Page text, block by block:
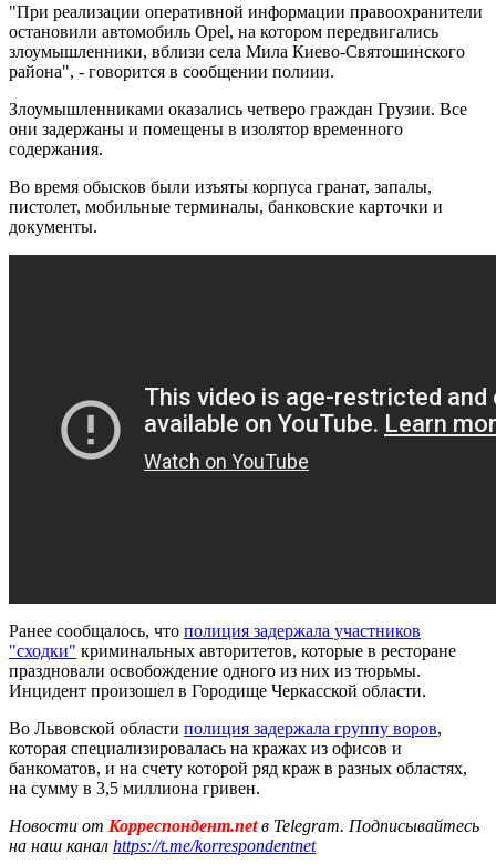
"При реализации оперативной информации правоохранители
остановили автомобиль Opel, на котором передвигались
злоумышленники, вблизи села Мила Киево-Святошинского
района", - говорится в сообщении полиии.
Злоумышленниками оказались четверо граждан Грузии. Все
они задержаны и помещены в изолятор временного
содержания.
Во время обысков были изъяты корпуса гранат, запалы,
пистолет, мобильные терминалы, банковские карточки и
документы.
Ранее сообщалось, что полиция задержала участников
"сходки" криминальных авторитетов, которые в ресторане
праздновали освобождение одного из них из тюрьмы.
Инцидент произошел в Городище Черкасской области.
Во Львовской области полиция задержала группу воров,
которая специализировалась на кражах из офисов и
банкоматов, и на счету которой ряд краж в разных областях,
на сумму в 3,5 миллиона гривен.
Новости от Корреспондент.netв Telegram. Подписывайтесь
на наш канал https://t.me/korrespondentnet